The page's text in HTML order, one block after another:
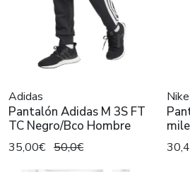
Adidas
Pantalón Adidas M 3S FT
TC Negro/Bco Hombre
35,00€ 50,0€
Nike